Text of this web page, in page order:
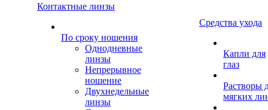
Контактные линзы
По сроку ношения
Однодневные
линзы
Непрерывное
ношение
Двухнедельные
линзы
Средства ухода
Капли для
глаз
Растворы
мягких